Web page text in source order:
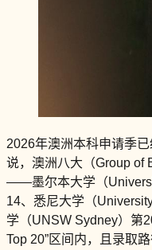
2026年澳洲本科申请季
说，澳洲八大（Group of
——墨尔本大学（
14、悉尼大学（
学（UNSW Sydney）第
Top 20”区间内，且录取